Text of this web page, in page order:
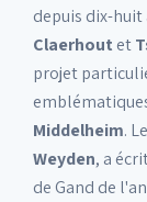
depuis dix-huit
Claerhout et
projet
Middelheim.
Weyden, a
de Gand de